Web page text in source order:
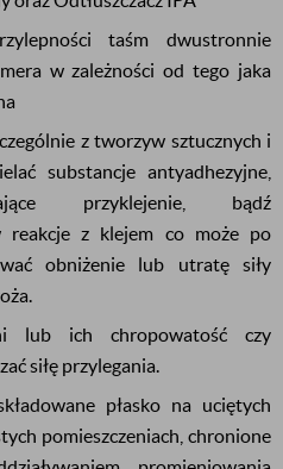
taśm dwustronnie
w zależności od tego jaka
z tworzyw sztucznych i
substancje antyadhezyjne,
przyklejenie, bądź
reakcje z klejem co może po
obniżenie lub utratę siły
lub ich chropowatość czy
siłę przylegania.
płasko na uciętych
pomieszczeniach, chronione